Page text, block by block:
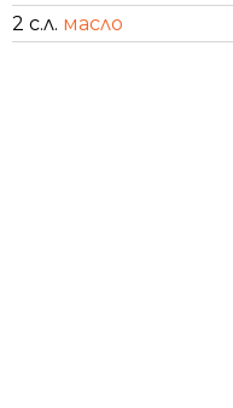
2 с.л. масло